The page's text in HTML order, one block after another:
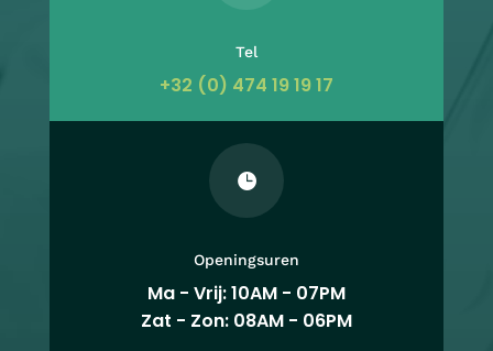
Tel
+32 (0) 474 19 19 17

Openingsuren
Ma - Vrij: 10AM - 07PM
Zat - Zon: 08AM - 06PM